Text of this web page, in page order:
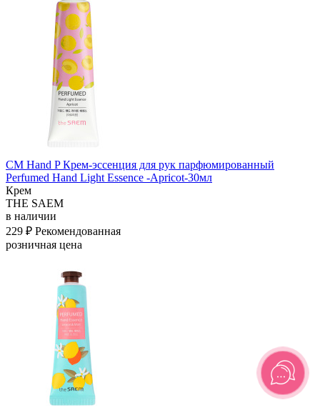
СМ Hand P Крем-эссенция для рук парфюмированный
Perfumed Hand Light Essence -Apricot-30мл
Крем
THE SAEM
в наличии
229 ₽ Рекомендованная
розничная цена